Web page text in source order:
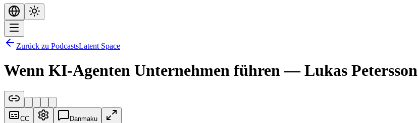
Zurück zu PodcastsLatent Space
Wenn KI-Agenten Unternehmen führen — Lukas
CC Danmaku